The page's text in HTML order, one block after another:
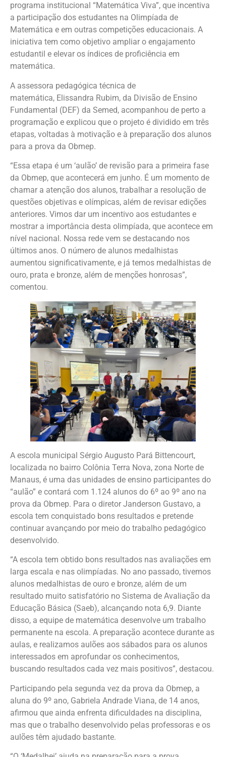
programa institucional “Matemática Viva”, que incentiva
a participação dos estudantes na Olimpíada de
Matemática e em outras competições educacionais. A
iniciativa tem como objetivo ampliar o engajamento
estudantil e elevar os índices de proficiência em
matemática.
A assessora pedagógica técnica de
matemática, Elissandra Rubim, da Divisão de Ensino
Fundamental (DEF) da Semed, acompanhou de perto a
programação e explicou que o projeto é dividido em três
etapas, voltadas à motivação e à preparação dos alunos
para a prova da Obmep.
“Essa etapa é um ‘aulão’ de revisão para a primeira fase
da Obmep, que acontecerá em junho. É um momento de
chamar a atenção dos alunos, trabalhar a resolução de
questões objetivas e olímpicas, além de revisar edições
anteriores. Vimos dar um incentivo aos estudantes e
mostrar a importância desta olimpíada, que acontece em
nível nacional. Nossa rede vem se destacando nos
últimos anos. O número de alunos medalhistas
aumentou significativamente, e já temos medalhistas de
ouro, prata e bronze, além de menções honrosas”,
comentou.
A escola municipal Sérgio Augusto Pará Bittencourt,
localizada no bairro Colônia Terra Nova, zona Norte de
Manaus, é uma das unidades de ensino participantes do
“aulão” e contará com 1.124 alunos do 6º ao 9º ano na
prova da Obmep. Para o diretor Janderson Gustavo, a
escola tem conquistado bons resultados e pretende
continuar avançando por meio do trabalho pedagógico
desenvolvido.
“A escola tem obtido bons resultados nas avaliações em
larga escala e nas olimpíadas. No ano passado, tivemos
alunos medalhistas de ouro e bronze, além de um
resultado muito satisfatório no Sistema de Avaliação da
Educação Básica (Saeb), alcançando nota 6,9. Diante
disso, a equipe de matemática desenvolve um trabalho
permanente na escola. A preparação acontece durante as
aulas, e realizamos aulões aos sábados para os alunos
interessados em aprofundar os conhecimentos,
buscando resultados cada vez mais positivos”, destacou.
Participando pela segunda vez da prova da Obmep, a
aluna do 9º ano, Gabriela Andrade Viana, de 14 anos,
afirmou que ainda enfrenta dificuldades na disciplina,
mas que o trabalho desenvolvido pelas professoras e os
aulões têm ajudado bastante.